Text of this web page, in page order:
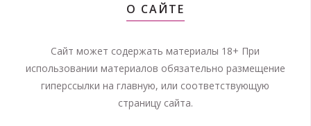
О САЙТЕ
Сайт может содержать материалы 18+ При
использовании материалов обязательно размещение
гиперссылки на главную, или соответствующую
страницу сайта.